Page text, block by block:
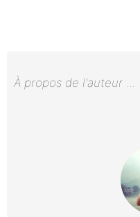
À propos de l'auteur